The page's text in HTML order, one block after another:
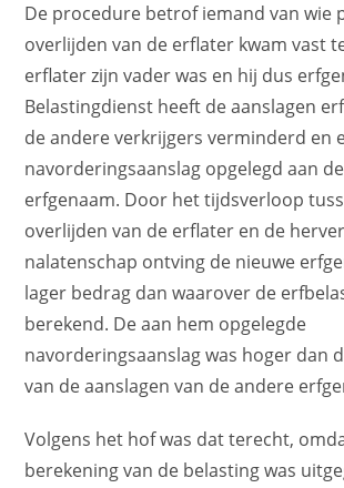
De procedure betrof iemand van wie
overlijden van de erflater kwam vast
erflater zijn vader was en hij dus
Belastingdienst heeft de aanslagen
de andere verkrijgers verminderd en
navorderingsaanslag opgelegd aan de
erfgenaam. Door het tijdsverloop
overlijden van de erflater en de
nalatenschap ontving de nieuwe
lager bedrag dan waarover de
berekend. De aan hem opgelegde
navorderingsaanslag was hoger dan
van de aanslagen van de andere
Volgens het hof was dat terecht,
berekening van de belasting was